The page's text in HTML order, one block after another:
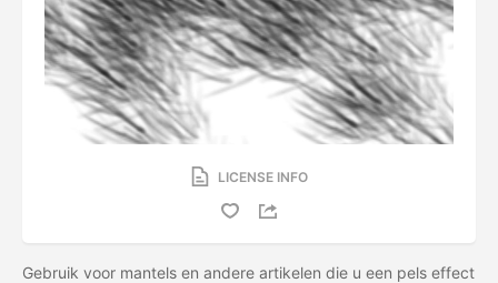
LICENSE INFO
Gebruik voor mantels en andere artikelen die u een pels effect